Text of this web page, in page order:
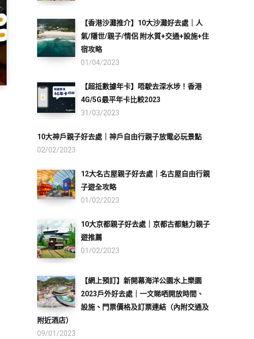
【香港沙灘推介】10大沙灘好去處｜人
氣/隱世/親子/情侶 附水質+交通+設施+住
宿攻略
01/04/2023
【超抵數據年卡】唔駛去深水埗！香港
4G/5G最平年卡比較2023
31/03/2023
10大神戶親子好去處｜神戶自由行親子放電必玩景點
02/02/2023
12大名古屋親子好去處｜名古屋自由行親
子遊全攻略
01/02/2023
10大京都親子好去處｜京都古都魅力親子
遊推薦
01/02/2023
【網上預訂】新開幕海洋公園水上樂園
2023戶外好去處｜一文睇哂開放時間、
設施、門票價格及訂票連結（內附交通及
附近酒店）
09/01/2023